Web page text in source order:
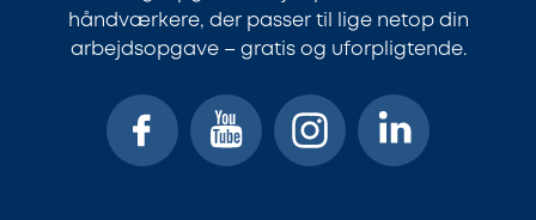
håndværkere, der passer til lige netop din
arbejdsopgave – gratis og uforpligtende.